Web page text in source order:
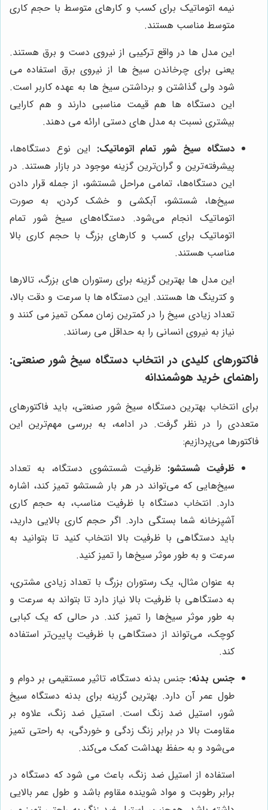
نیمه اتوماتیک برای کسب و کارهای متوسط با حجم کاری
متوسط مناسب هستند.
این مدل ها در واقع ترکیبی از نیروی دست و برق هستند.
یعنی برای چرخاندن سیخ ها از نیروی برق استفاده می
شود ولی گذاشتن و برداشتن سیخ ها به عهده کاربر است.
این دستگاه ها هم قیمت مناسبی دارند و هم کارایی
بیشتری نسبت به مدل های دستی ارائه می دهند.
دستگاه سیخ شور تمام اتوماتیک: این نوع دستگاه‌ها،
پیشرفته‌ترین و گران‌ترین گزینه موجود در بازار هستند. در
این دستگاه‌ها، تمامی مراحل شستشو، از جمله قرار دادن
سیخ‌ها، شستشو، آبکشی و خشک کردن، به صورت
اتوماتیک انجام می‌شود. دستگاه‌های سیخ شور تمام
اتوماتیک برای کسب و کارهای بزرگ با حجم کاری بالا
مناسب هستند.
این مدل ها بهترین گزینه برای رستوران های بزرگ، تالارها
و کترینگ ها هستند. این دستگاه ها با سرعت و دقت بالا،
تعداد زیادی سیخ را در کمترین زمان ممکن تمیز می کنند و
نیاز به نیروی انسانی را به حداقل می رسانند.
فاکتورهای کلیدی در انتخاب دستگاه سیخ شور صنعتی:
راهنمای خرید هوشمندانه
برای انتخاب بهترین دستگاه سیخ شور صنعتی، باید فاکتورهای
متعددی را در نظر گرفت. در ادامه، به بررسی مهم‌ترین این
فاکتورها می‌پردازیم:
ظرفیت شستشو: ظرفیت شستشوی دستگاه، به تعداد
سیخ‌هایی که می‌تواند در هر بار شستشو تمیز کند، اشاره
دارد. انتخاب دستگاه با ظرفیت مناسب، به حجم کاری
آشپزخانه شما بستگی دارد. اگر حجم کاری بالایی دارید،
باید دستگاهی با ظرفیت بالا انتخاب کنید تا بتوانید به
سرعت و به طور موثر سیخ‌ها را تمیز کنید.
به عنوان مثال، یک رستوران بزرگ با تعداد زیادی مشتری،
به دستگاهی با ظرفیت بالا نیاز دارد تا بتواند به سرعت و
به طور موثر سیخ‌ها را تمیز کند. در حالی که یک کبابی
کوچک، می‌تواند از دستگاهی با ظرفیت پایین‌تر استفاده
کند.
جنس بدنه: جنس بدنه دستگاه، تاثیر مستقیمی بر دوام و
طول عمر آن دارد. بهترین گزینه برای بدنه دستگاه سیخ
شور، استیل ضد زنگ است. استیل ضد زنگ، علاوه بر
مقاومت بالا در برابر زنگ زدگی و خوردگی، به راحتی تمیز
می‌شود و به حفظ بهداشت کمک می‌کند.
استفاده از استیل ضد زنگ، باعث می شود که دستگاه در
برابر رطوبت و مواد شوینده مقاوم باشد و طول عمر بالایی